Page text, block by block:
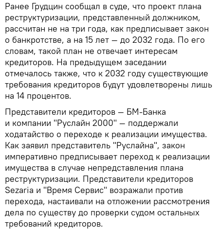
Ранее Грудцин сообщал в суде, что проект плана
реструктуризации, представленный должником,
рассчитан не на три года, как предписывает закон
о банкротстве, а на 15 лет — до 2032 года. По его
словам, такой план не отвечает интересам
кредиторов. На предыдущем заседании
отмечалось также, что к 2032 году существующие
требования кредиторов будут удовлетворены лишь
на 14 процентов.
Представители кредиторов — БМ-Банка
и компании "Руслайн 2000" — поддержали
ходатайство о переходе к реализации имущества.
Как заявил представитель "Руслайна", закон
императивно предписывает переход к реализации
имущества в случае непредставления плана
реструктуризации. Представители кредиторов
Sezaria и "Время Сервис" возражали против
перехода, настаивали на отложении рассмотрения
дела по существу до проверки судом остальных
требований кредиторов.